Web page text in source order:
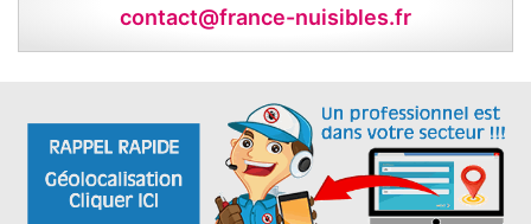
contact@france-nuisibles.fr